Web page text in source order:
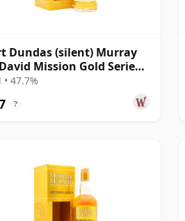
Dundas (silent) Murray
Mission Gold Series
Cask #31 1998 26 jaar
• 47.7%
?